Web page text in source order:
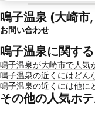
鳴子温泉 (大崎市
お問い合わせ
鳴子温泉に関す
鳴子温泉が大崎市で人気
鳴子温泉の近くにはどん
鳴子温泉の近くには他に
その他の人気ホ